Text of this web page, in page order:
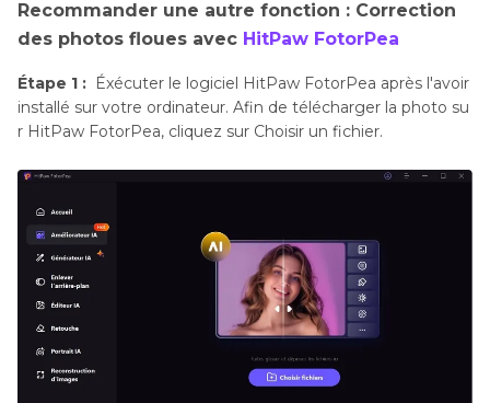
Recommander une autre fonction : Correction
des photos floues avec HitPaw FotorPea
Étape 1 : Éxécuter le logiciel HitPaw FotorPea après l'avoir
installé sur votre ordinateur. Afin de télécharger la photo su
r HitPaw FotorPea, cliquez sur Choisir un fichier.